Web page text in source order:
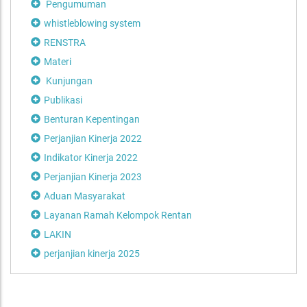
Pengumuman
whistleblowing system
RENSTRA
Materi
Kunjungan
Publikasi
Benturan Kepentingan
Perjanjian Kinerja 2022
Indikator Kinerja 2022
Perjanjian Kinerja 2023
Aduan Masyarakat
Layanan Ramah Kelompok Rentan
LAKIN
perjanjian kinerja 2025